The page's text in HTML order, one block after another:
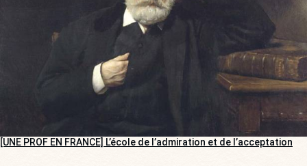
[UNE PROF EN FRANCE] L’école de l’admiration et de l’acceptation